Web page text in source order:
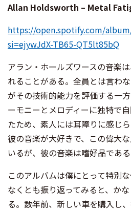
Allan Holdsworth – Metal
https://open.spotify.com/
si=ejywJdX-TB65-QT5lt85bQ
アラン・ホールズワースの音楽
れることがある。全員とは言わ
がその技術的能力を評価する一
ーモニーとメロディーに独特で
たため、素人には耳障りに感じ
彼の音楽が大好きで、この偉大
いるが、彼の音楽は嗜好品である
このアルバムは僕にとって特別
なくとも振り返ってみると、か
る。数年前、新しい車を購入し